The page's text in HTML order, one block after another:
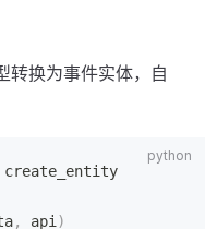
转换为事件实体，自
create_entity
, api )